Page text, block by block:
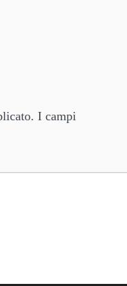
I campi